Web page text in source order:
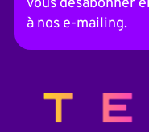
t
i
v
à nos e-mailing.